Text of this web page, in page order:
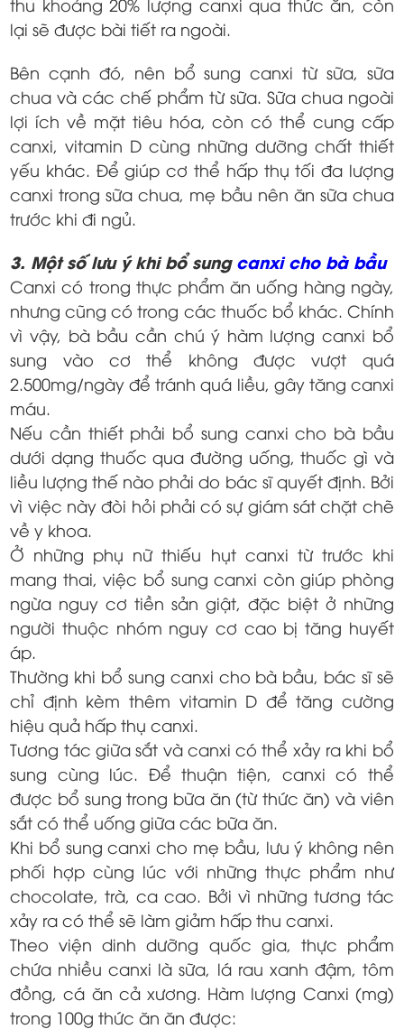
lại sẽ được bài tiết ra ngoài.
Bên cạnh đó, nên bổ sung canxi từ sữa, sữa
chua và các chế phẩm từ sữa. Sữa chua ngoài
lợi ích về mặt tiêu hóa, còn có thể cung cấp
canxi, vitamin D cùng những dưỡng chất thiết
yếu khác. Để giúp cơ thể hấp thụ tối đa lượng
canxi trong sữa chua, mẹ bầu nên ăn sữa chua
trước khi đi ngủ.
3. Một số lưu ý khi bổ sungcanxi cho bà bầu
Canxi có trong thực phẩm ăn uống hàng ngày,
nhưng cũng có trong các thuốc bổ khác. Chính
vì vậy, bà bầu cần chú ý hàm lượng canxi bổ
sung vào cơ thể không được vượt quá
2.500mg/ngày để tránh quá liều, gây tăng canxi
máu.
Nếu cần thiết phải bổ sung canxi cho bà bầu
dưới dạng thuốc qua đường uống, thuốc gì và
liều lượng thế nào phải do bác sĩ quyết định. Bởi
vì việc này đòi hỏi phải có sự giám sát chặt chẽ
về y khoa.
Ở những phụ nữ thiếu hụt canxi từ trước khi
mang thai, việc bổ sung canxi còn giúp phòng
ngừa nguy cơ tiền sản giật, đặc biệt ở những
người thuộc nhóm nguy cơ cao bị tăng huyết
áp.
Thường khi bổ sung canxi cho bà bầu, bác sĩ sẽ
chỉ định kèm thêm vitamin D để tăng cường
hiệu quả hấp thụ canxi.
Tương tác giữa sắt và canxi có thể xảy ra khi bổ
sung cùng lúc. Để thuận tiện, canxi có thể
được bổ sung trong bữa ăn (từ thức ăn) và viên
sắt có thể uống giữa các bữa ăn.
Khi bổ sung canxi cho mẹ bầu, lưu ý không nên
phối hợp cùng lúc với những thực phẩm như
chocolate, trà, ca cao. Bởi vì những tương tác
xảy ra có thể sẽ làm giảm hấp thu canxi.
Theo viện dinh dưỡng quốc gia, thực phẩm
chứa nhiều canxi là sữa, lá rau xanh đậm, tôm
đồng, cá ăn cả xương. Hàm lượng Canxi (mg)
trong 100g thức ăn ăn được: